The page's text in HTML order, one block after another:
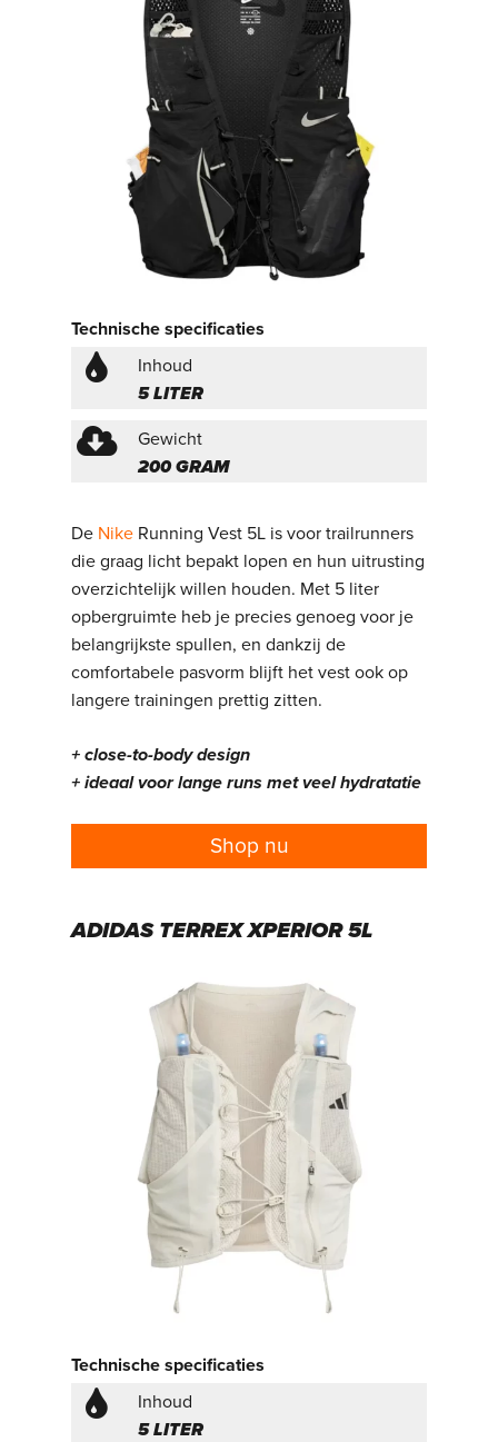
Technische specificaties
Inhoud
5 LITER
Gewicht
200 GRAM
De Nike Running Vest 5L is voor trailrunners
die graag licht bepakt lopen en hun uitrusting
overzichtelijk willen houden. Met 5 liter
opbergruimte heb je precies genoeg voor je
belangrijkste spullen, en dankzij de
comfortabele pasvorm blijft het vest ook op
langere trainingen prettig zitten.
+ close-to-body design
+ ideaal voor lange runs met veel hydratatie
Shop nu
ADIDAS TERREX XPERIOR 5L
Technische specificaties
Inhoud
5 LITER